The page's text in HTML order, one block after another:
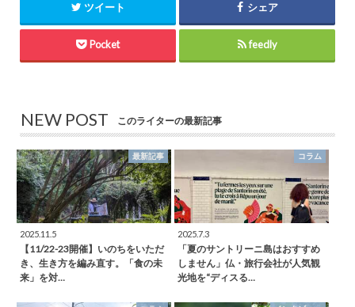
ツイート シェア
Pocket feedly
NEW POST このライターの最新記事
最新記事
2025.11.5
【11/22-23開催】いのちをいただ
き、生き方を編み直す。「食の未
来」を対…
コラム
2025.7.3
「夏のサントリーニ島はおすすめ
しません」仏・旅行会社が人気観
光地を“ディスる…